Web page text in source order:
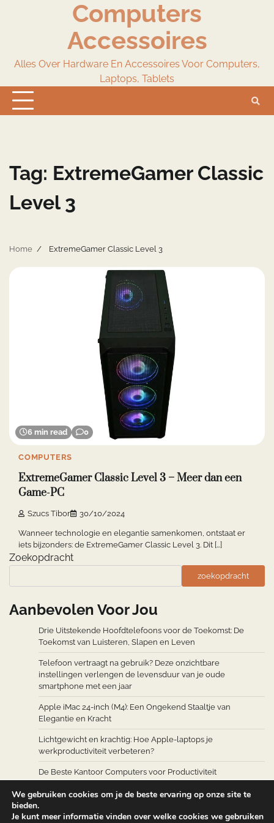
Computers
Accessoires
Alles Over Hardware En Accessoires Voor Computers,
Laptops, Tablets
Tag: ExtremeGamer Classic
Level 3
Home ExtremeGamer Classic Level 3
6 min read 0
COMPUTERS
ExtremeGamer Classic Level 3 – Meer dan een
Game-PC
Szucs Tibor 30/10/2024
Wanneer technologie en elegantie samenkomen, ontstaat er
iets bijzonders: de ExtremeGamer Classic Level 3. Dit […]
Zoekopdracht
zoekopdracht
Aanbevolen Voor Jou
Drie Uitstekende Hoofdtelefoons voor de Toekomst: De
Toekomst van Luisteren, Slapen en Leven
Telefoon vertraagt na gebruik? Deze onzichtbare
instellingen verlengen de levensduur van je oude
smartphone met een jaar
Apple iMac 24-inch (M4): Een Ongekend Staaltje van
Elegantie en Kracht
Lichtgewicht en krachtig: Hoe Apple-laptops je
werkproductiviteit verbeteren?
De Beste Kantoor Computers voor Productiviteit
We gebruiken cookies om je de beste ervaring op onze site te
bieden.
Je kunt meer informatie vinden over welke cookies we gebruiken